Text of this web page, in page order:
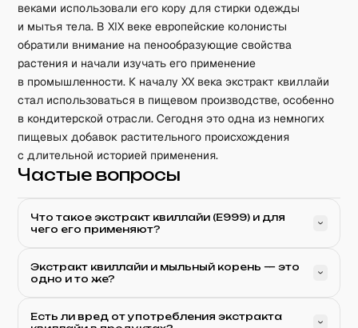
веками использовали его кору для стирки одежды
и мытья тела. В XIX веке европейские колонисты
обратили внимание на пенообразующие свойства
растения и начали изучать его применение
в промышленности. К началу XX века экстракт квиллайи
стал использоваться в пищевом производстве, особенно
в кондитерской отрасли. Сегодня это одна из немногих
пищевых добавок растительного происхождения
с длительной историей применения.
Частые вопросы
Что такое экстракт квиллайи (E999) и для
чего его применяют?
Экстракт квиллайи и мыльный корень — это
одно и то же?
Есть ли вред от употребления экстракта